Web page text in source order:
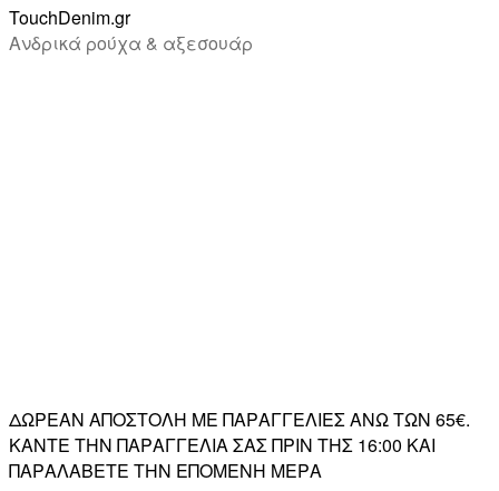
TouchDenim.gr
Ανδρικά ρούχα & αξεσουάρ
ΔΩΡΕΑΝ ΑΠΟΣΤΟΛΗ ΜΕ ΠΑΡΑΓΓΕΛΙΕΣ ΑΝΩ ΤΩΝ 65€.
ΚΑΝΤΕ ΤΗΝ ΠΑΡΑΓΓΕΛΙΑ ΣΑΣ ΠΡΙΝ ΤΗΣ 16:00 ΚΑΙ
ΠΑΡΑΛΑΒΕΤΕ ΤΗΝ ΕΠΟΜΕΝΗ ΜΕΡΑ